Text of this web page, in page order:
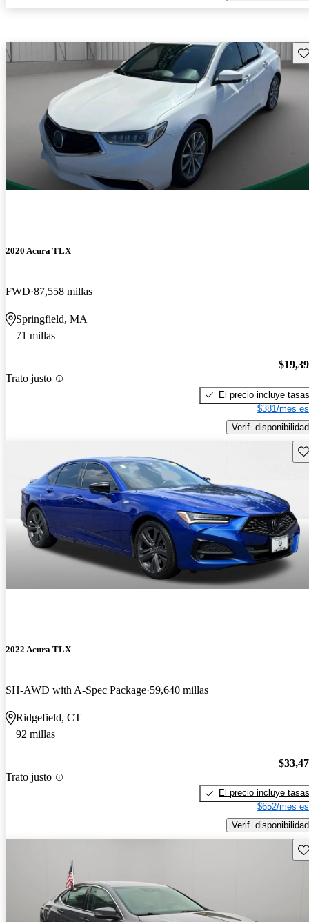
2020 Acura TLX
FWD 87,558 millas
Springfield, MA
71 millas
Trato justo
El precio incluye tasas
$381/mes
Verif. disponibilidad
2022 Acura TLX
SH-AWD with A-Spec Package 59,640 millas
Ridgefield, CT
92 millas
Trato justo
El precio incluye tasas
$652/mes
Verif. disponibilidad